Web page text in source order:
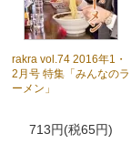
rakra vol.74 2016年1・
2月号 特集「みんなのラ
ーメン」
713円(税65円)